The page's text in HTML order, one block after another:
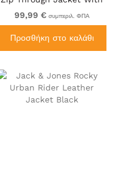
Zip Pockets Navy
99,99 € συμπεριλ. ΦΠΑ
Προσθήκη στο καλάθι